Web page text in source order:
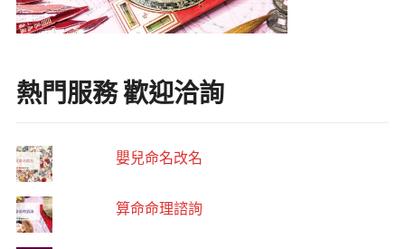
熱門服務 歡迎洽詢
嬰兒命名改名
算命命理諮詢